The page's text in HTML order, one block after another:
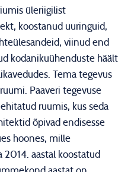
üleriigilist
koostanud uuringuid,
viinud end
kodanikuühenduste häält
Tema tegevus
Paaveri tegevuse
ruumis, kus seda
õpivad endisesse
hoones, mille
2014. aastal koostatud